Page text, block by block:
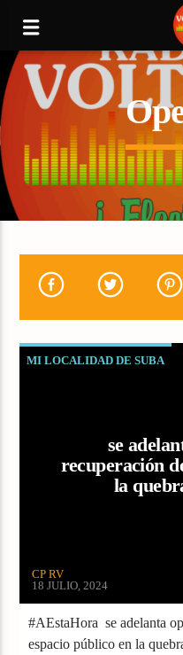
MI LOCALIDAD DE SUBA
se
recuperación
la
CP RV
18 JULIO, 2024
#AEstaHora se adelanta
espacio público en la